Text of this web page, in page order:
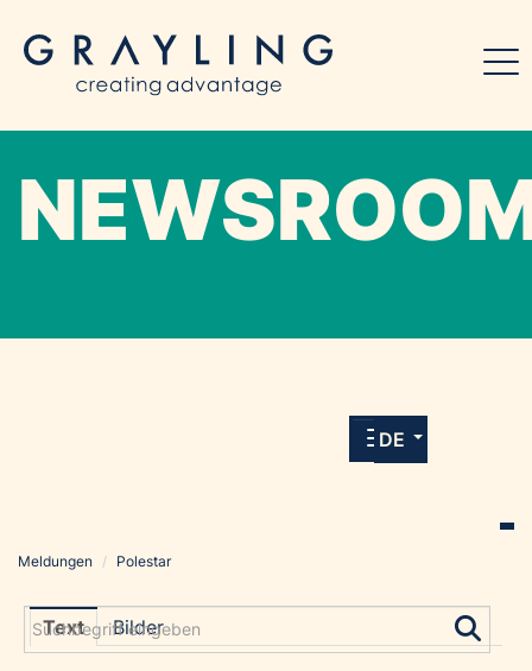
allen Meldungen und Downloads unserer
DE
Grayling Agentur
Meldungen / Polestar
Text Bilder